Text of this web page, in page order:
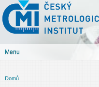
obsahu
Český
metrologický
institut
Menu
Jste zde
Domů